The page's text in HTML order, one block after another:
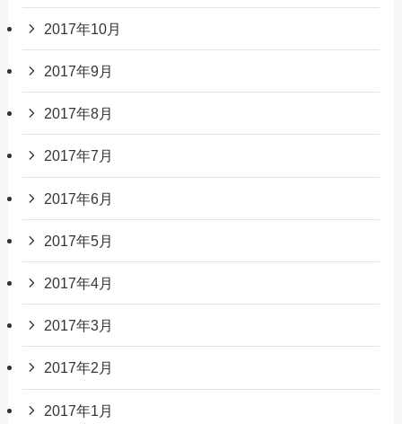
2017年10月
2017年9月
2017年8月
2017年7月
2017年6月
2017年5月
2017年4月
2017年3月
2017年2月
2017年1月